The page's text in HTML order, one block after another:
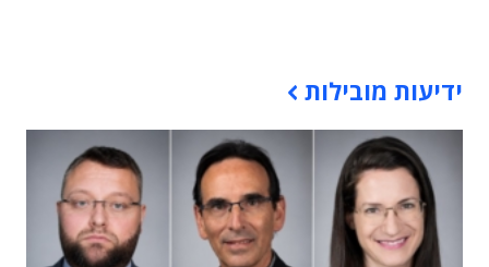
ידיעות מובילות